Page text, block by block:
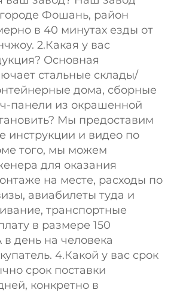
Фошань, район
в 40 минутах езды от
2.Какая у вас
Основная
стальные склады/
дома, сборные
панели из окрашенной
Мы предоставим
инструкции и видео по
того, мы можем
для оказания
на месте, расходы по
авиабилеты туда и
транспортные
в размере 150
день на человека
4.Какой у вас срок
срок поставки
конкретно в